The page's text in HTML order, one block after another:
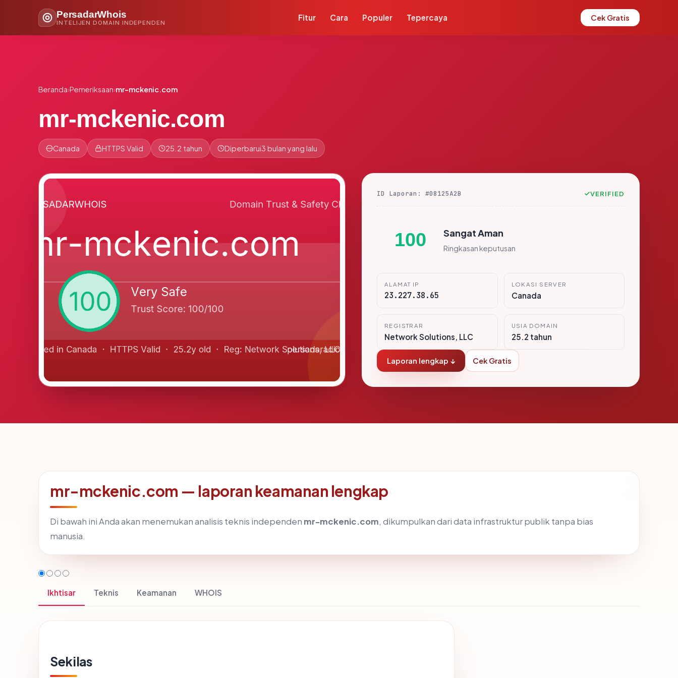
PersadarWhois
INTELIJEN DOMAIN INDEPENDEN
Fitur Cara Populer Tepercaya Cek Gratis
Beranda›Pemeriksaan›mr-mckenic.com
mr-mckenic.com
Canada HTTPS Valid 25.2 tahun Diperbarui3 bulan yang lalu
ID Laporan: #08125A2B VERIFIED
100 Sangat Aman
Ringkasan keputusan
ALAMAT IP
23.227.38.65
LOKASI SERVER
Canada
REGISTRAR
Network Solutions, LLC
USIA DOMAIN
25.2 tahun
Laporan lengkap ↓ Cek Gratis
mr-mckenic.com — laporan keamanan lengkap
Di bawah ini Anda akan menemukan analisis teknis independen mr-mckenic.com, dikumpulkan dari data infrastruktur publik tanpa bias
manusia.
Ikhtisar Teknis Keamanan WHOIS
Sekilas